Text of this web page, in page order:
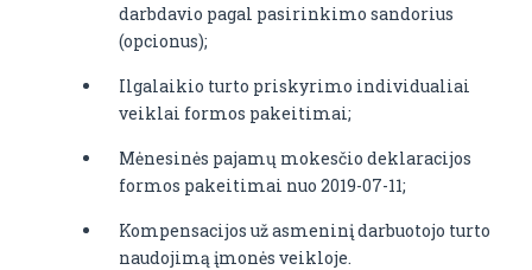
darbdavio pagal pasirinkimo sandorius
(opcionus);
Ilgalaikio turto priskyrimo individualiai
veiklai formos pakeitimai;
Mėnesinės pajamų mokesčio deklaracijos
formos pakeitimai nuo 2019-07-11;
Kompensacijos už asmeninį darbuotojo turto
naudojimą įmonės veikloje.